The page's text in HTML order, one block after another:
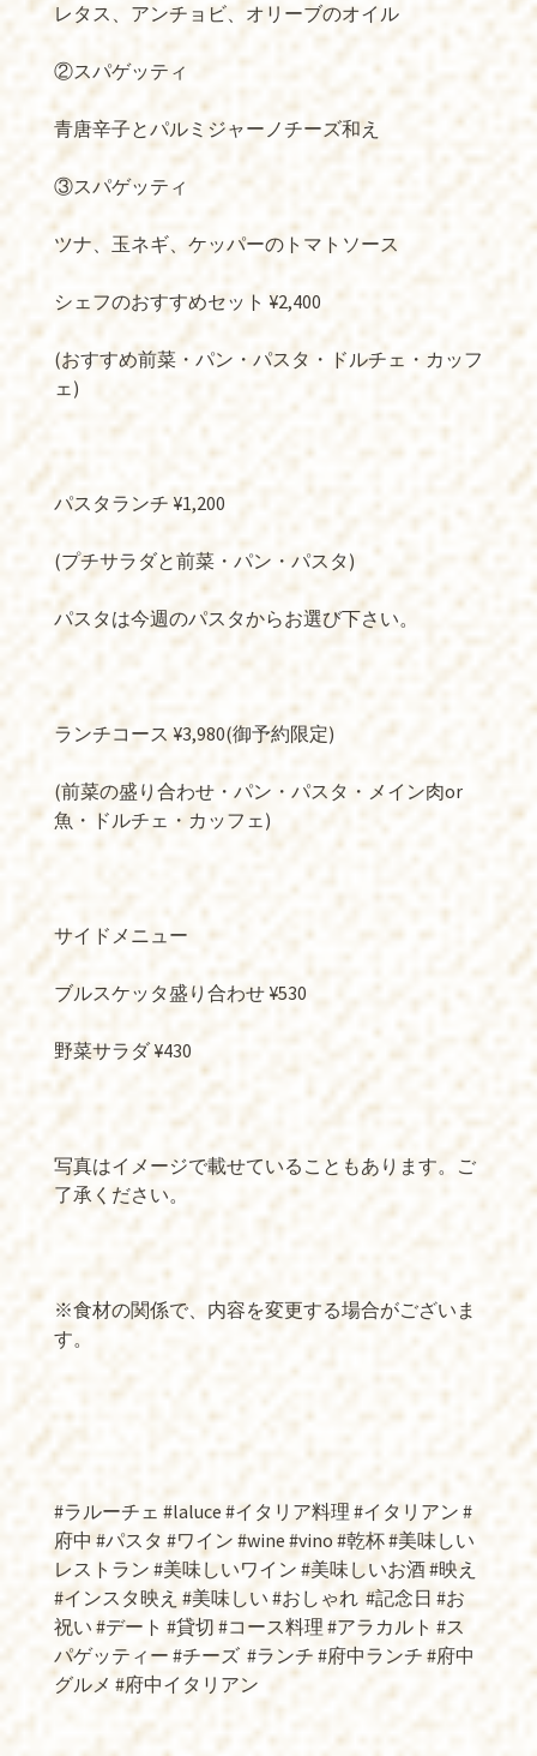
レタス、アンチョビ、オリーブのオイル
②スパゲッティ
青唐辛子とパルミジャーノチーズ和え
③スパゲッティ
ツナ、玉ネギ、ケッパーのトマトソース
シェフのおすすめセット ¥2,400
(おすすめ前菜・パン・パスタ・ドルチェ・カッフ
ェ)
パスタランチ ¥1,200
(プチサラダと前菜・パン・パスタ)
パスタは今週のパスタからお選び下さい。
ランチコース ¥3,980(御予約限定)
(前菜の盛り合わせ・パン・パスタ・メイン肉or
魚・ドルチェ・カッフェ)
サイドメニュー
ブルスケッタ盛り合わせ ¥530
野菜サラダ ¥430
写真はイメージで載せていることもあります。ご
了承ください。
※食材の関係で、内容を変更する場合がございま
す。
#ラルーチェ #laluce #イタリア料理 #イタリアン #
府中 #パスタ #ワイン #wine #vino #乾杯 #美味しい
レストラン #美味しいワイン #美味しいお酒 #映え
#インスタ映え #美味しい #おしゃれ #記念日 #お
祝い #デート #貸切 #コース料理 #アラカルト #ス
パゲッティー #チーズ #ランチ #府中ランチ #府中
グルメ #府中イタリアン